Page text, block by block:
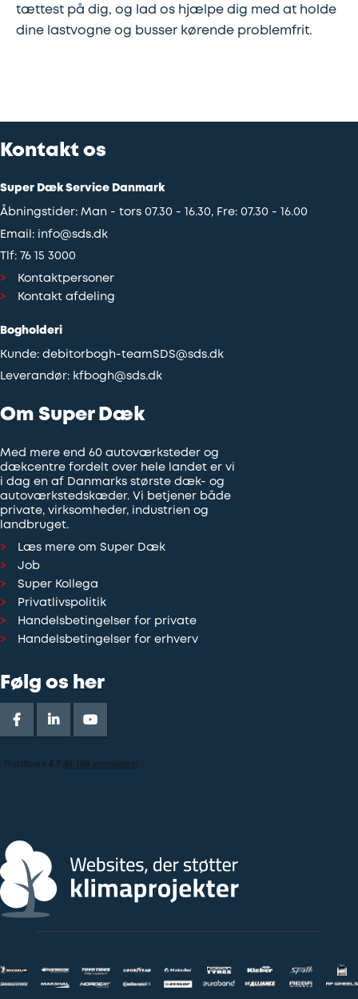
tættest på dig, og lad os hjælpe dig med at holde
dine lastvogne og busser kørende problemfrit.
Kontakt os
Super Dæk Service Danmark
Åbningstider: Man - tors 07.30 - 16.30, Fre: 07.30 - 16.00
Email: info@sds.dk
Tlf: 76 15 3000
Kontaktpersoner
Kontakt afdeling
Bogholderi
Kunde: debitorbogh-teamSDS@sds.dk
Leverandør: kfbogh@sds.dk
Om Super Dæk
Med mere end 60 autoværksteder og
dækcentre fordelt over hele landet er vi
i dag en af Danmarks største dæk- og
autoværkstedskæder. Vi betjener både
private, virksomheder, industrien og
landbruget.
Læs mere om Super Dæk
Job
Super Kollega
Privatlivspolitik
Handelsbetingelser for private
Handelsbetingelser for erhverv
Følg os her